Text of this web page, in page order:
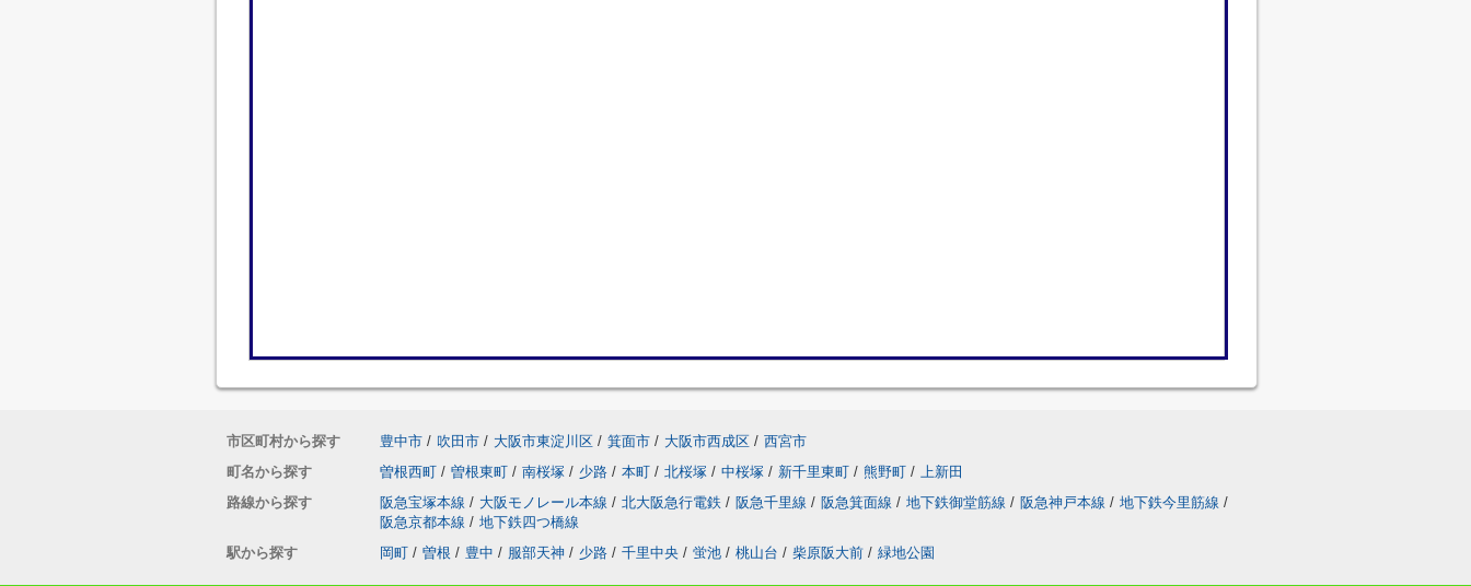
市区町村から探す 豊中市 / 吹田市 / 大阪市東淀川区 / 箕面市 / 大阪市西成区 / 西宮市
町名から探す
曽根西町 / 曽根東町 / 南桜塚 / 少路 / 本町 / 北桜塚 / 中桜塚 / 新千里東町 / 熊野町 / 上新田
路線から探す
阪急宝塚本線 / 大阪モノレール本線 / 北大阪急行電鉄 / 阪急千里線 / 阪急箕面線 / 地下鉄御堂筋線 / 阪急神戸本線 / 地下鉄今里筋線 /
阪急京都本線 / 地下鉄四つ橋線
駅から探す
岡町 / 曽根 / 豊中 / 服部天神 / 少路 / 千里中央 / 蛍池 / 桃山台 / 柴原阪大前 / 緑地公園